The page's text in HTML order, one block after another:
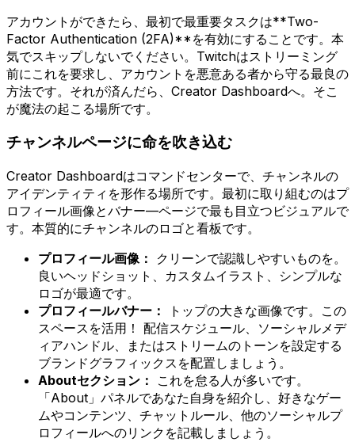
アカウントができたら、最初で最重要タスクは**Two-
Factor Authentication (2FA)**を有効にすることです。本
気でスキップしないでください。Twitchはストリーミング
前にこれを要求し、アカウントを悪意ある者から守る最良の
方法です。それが済んだら、Creator Dashboardへ。そこ
が魔法の起こる場所です。
チャンネルページに命を吹き込む
Creator Dashboardはコマンドセンターで、チャンネルの
アイデンティティを形作る場所です。最初に取り組むのはプ
ロフィール画像とバナー—ページで最も目立つビジュアルで
す。本質的にチャンネルのロゴと看板です。
プロフィール画像：
クリーンで認識しやすいものを。
良いヘッドショット、カスタムイラスト、シンプルな
ロゴが最適です。
プロフィールバナー：
トップの大きな画像です。この
スペースを活用！ 配信スケジュール、ソーシャルメデ
ィアハンドル、またはストリームのトーンを設定する
ブランドグラフィックスを配置しましょう。
Aboutセクション：
これを怠る人が多いです。
「About」パネルであなた自身を紹介し、好きなゲー
ムやコンテンツ、チャットルール、他のソーシャルプ
ロフィールへのリンクを記載しましょう。